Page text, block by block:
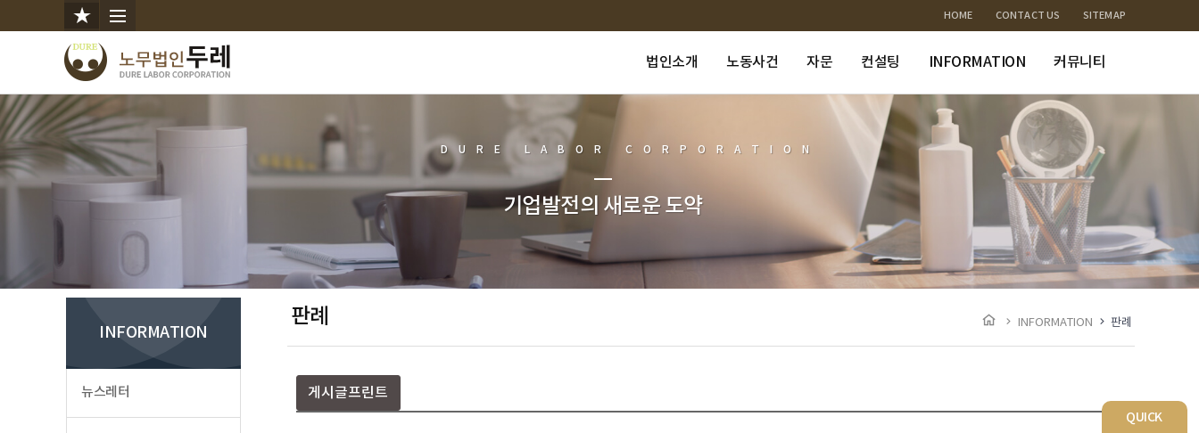
QUICK
HOME CONTACT US SITEMAP
법인소개 노동사건 자문 컨설팅 INFORMATION 커뮤니티
DURE LABOR CORPORATION
기업발전의 새로운 도약
INFORMATION
뉴스레터
판례 INFORMATION 판례
게시글프린트